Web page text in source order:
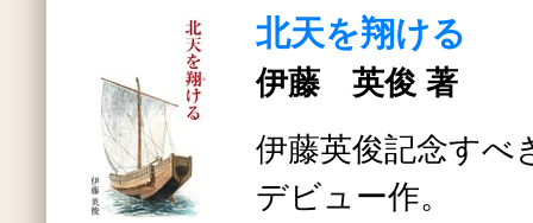
北天を翔ける
伊藤 英俊 著
伊藤英俊記念すべ
デビュー作。